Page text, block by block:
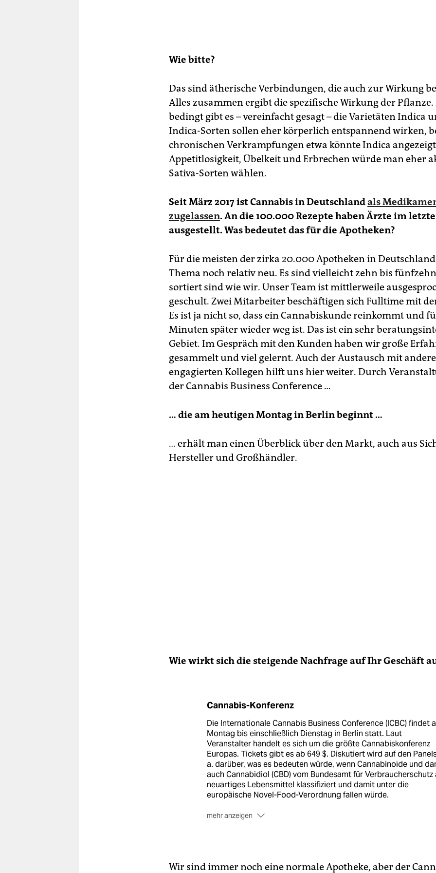
Wie bitte?
Das sind ätherische Verbindungen, die auch zur Wirkung
Alles zusammen ergibt die spezifische Wirkung der
bedingt gibt es – vereinfacht gesagt – die Varietäten Indica
Indica-Sorten sollen eher körperlich entspannend wirken,
chronischen Verkrampfungen etwa könnte Indica
Appetitlosigkeit, Übelkeit und Erbrechen würde man eher
Sativa-Sorten wählen.
Seit März 2017 ist Cannabis in Deutschlandals
zugelassen. An die 100.000 Rezepte haben Ärzte im
ausgestellt. Was bedeutet das für die Apotheken?
Für die meisten der zirka 20.000 Apotheken in Deutschland
Thema noch relativ neu. Es sind vielleicht zehn bis
sortiert sind wie wir. Unser Team ist mittlerweile
geschult. Zwei Mitarbeiter beschäftigen sich Fulltime mit
Es ist ja nicht so, dass ein Cannabiskunde ­reinkommt und
Minuten später wieder weg ist. Das ist ein sehr
Gebiet. Im Gespräch mit den ­Kunden haben wir große
gesammelt und viel gelernt. Auch der Austausch mit
engagierten ­Kollegen hilft uns hier weiter. Durch
der Cannabis Business Conference …
… die am heutigen Montag in Berlin beginnt …
… erhält man einen Überblick über den Markt, auch aus
Hersteller und Großhändler.
Wie wirkt sich die steigende Nachfrage auf Ihr Geschäft
Cannabis-Konferenz
Die Internationale Cannabis Business Conference (ICBC) findet
Montag bis einschließlich Dienstag in Berlin statt. Laut
Veranstalter handelt es sich um die größte Cannabiskonferenz
Europas. Tickets gibt es ab 649 $. Diskutiert wird auf den
a. darüber, was es bedeuten würde, wenn Can­nabinoide und
auch Cannabidiol (CBD) vom Bundesamt für Verbraucherschutz
neuartiges Lebensmittel klassifiziert und damit unter die
europäische Novel-Food-Verordnung fallen würde.
mehr anzeigen
beworben. Wann die Entscheidung fällt, ist ungewiss.
Wir sind immer noch eine normale Apotheke, aber der